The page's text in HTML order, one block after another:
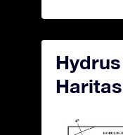
Hydrus